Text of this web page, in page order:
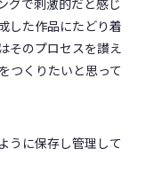
グで刺激的だと感じ
した作品にたどり着
そのプロセスを讃え
つくりたいと思って
うに保存し管理して